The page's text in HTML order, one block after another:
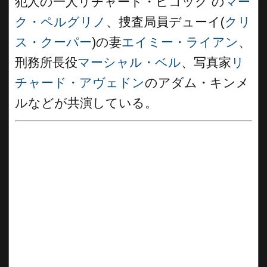
ク・ペルグリノ 、捜査局員デューイ(クリ
ス・クーパー)の妻エイミー・ライアン 、
刑務所長役マーシャル・ベル、写真家 リ
チャード・アヴェドンのアダム・キンメ
ルなどが共演している。